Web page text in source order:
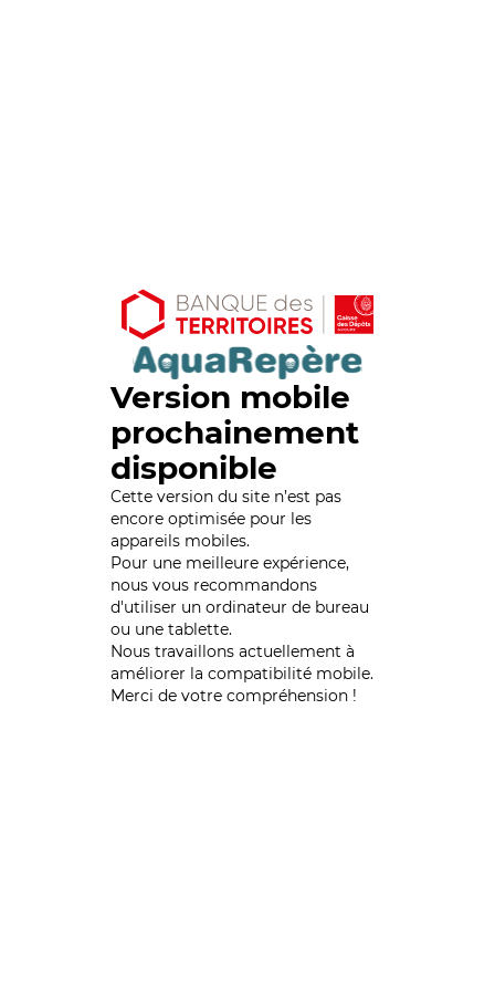
Version mobile
prochainement
disponible
Cette version du site n’est pas
encore optimisée pour les
appareils mobiles.
Pour une meilleure expérience,
nous vous recommandons
d'utiliser un ordinateur de bureau
ou une tablette.
Nous travaillons actuellement à
améliorer la compatibilité mobile.
Merci de votre compréhension !